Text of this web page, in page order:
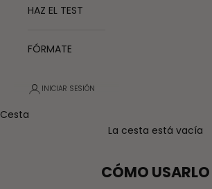
HAZ EL TEST
FÓRMATE
INICIAR SESIÓN
Cesta
La cesta está vacía
CÓMO USARLO